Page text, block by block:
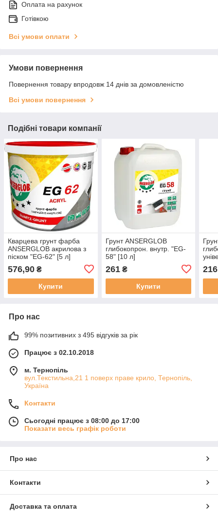
Оплата на рахунок
Готівкою
Всі умови оплати
Умови повернення
Повернення товару впродовж 14 днів за домовленістю
Всі умови повернення
Подібні товари компанії
Кварцева грунт фарба
ANSERGLOB акрилова з
піском "EG-62" [5 л]
576,90 ₴
Купити
Грунт ANSERGLOB
глибокопрон. внутр. "EG-
58" [10 л]
261₴
Купити
Про нас
99% позитивних з 495 відгуків за рік
Працює з 02.10.2018
м. Тернопіль
вул.Текстильна,21 1 поверх праве крило, Тернопіль,
Україна
Контакти
Сьогодні працює з 08:00 до 17:00
Показати весь графік роботи
Про нас
Контакти
Доставка та оплата